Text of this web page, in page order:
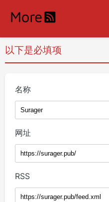
以下是必填项
名称
网址
RSS